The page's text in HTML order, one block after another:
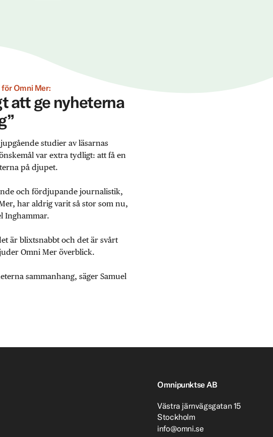
Omni Mer:
att ge nyheterna
studier av läsarnas
var extra tydligt: att få en
på djupet.
och fördjupande journalistik,
har aldrig varit så stor som nu,
Inghammar.
är blixtsnabbt och det är svårt
Omni Mer överblick.
sammanhang, säger Samuel
Omnipunktse AB
Västra järnvägsgatan 15
Stockholm
info@omni.se